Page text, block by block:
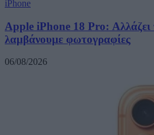
iPhone
Apple iPhone 18 Pro: Αλλάζει
λαμβάνουμε φωτογραφίες
06/08/2026